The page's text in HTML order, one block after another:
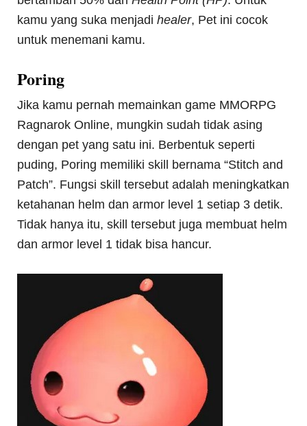
kamu yang suka menjadihealer, Pet ini cocok
untuk menemani kamu.
Poring
Jika kamu pernah memainkan game MMORPG
Ragnarok Online, mungkin sudah tidak asing
dengan pet yang satu ini. Berbentuk seperti
puding, Poring memiliki skill bernama “Stitch and
Patch”. Fungsi skill tersebut adalah meningkatkan
ketahanan helm dan armor level 1 setiap 3 detik.
Tidak hanya itu, skill tersebut juga membuat helm
dan armor level 1 tidak bisa hancur.